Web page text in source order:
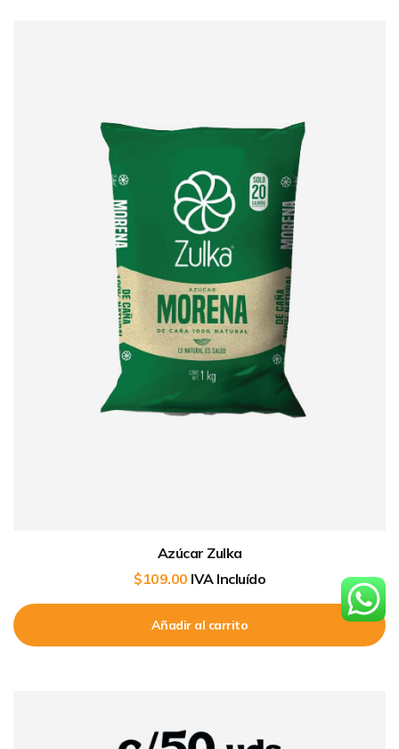
Azúcar Zulka
$109.00 IVA Incluído
Añadir al carrito